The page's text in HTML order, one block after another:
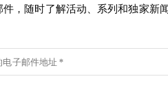
，随时了解活动、系列和独家新